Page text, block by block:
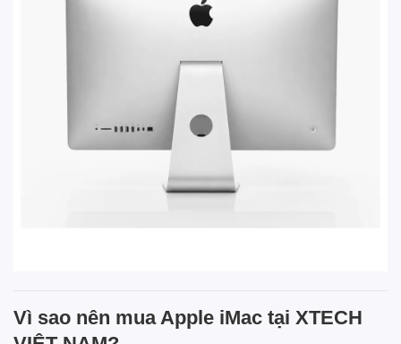
Vì sao nên mua Apple iMac tại XTECH